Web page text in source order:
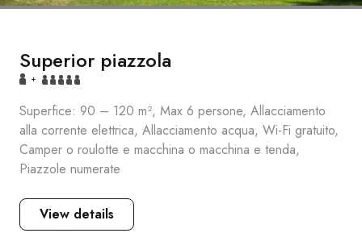
Superior piazzola
+
Superfice: 90 – 120 m², Max 6 persone, Allacciamento
alla corrente elettrica, Allacciamento acqua, Wi-Fi gratuito,
Camper o roulotte e macchina o macchina e tenda,
Piazzole numerate
View details